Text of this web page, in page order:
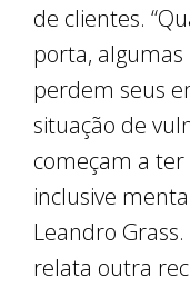
de clientes.
porta, algumas
perdem seus
situação de
começam a
inclusive
Leandro
relata outra